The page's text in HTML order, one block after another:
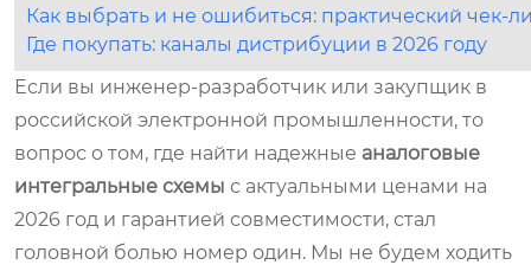
Как выбрать и не ошибиться: практический чек-
Где покупать: каналы дистрибуции в 2026 году
Если вы инженер-разработчик или закупщик в
российской электронной промышленности, то
вопрос о том, где найти надежные аналоговые
интегральные схемы с актуальными ценами на
2026 год и гарантией совместимости, стал
головной болью номер один. Мы не будем ходить